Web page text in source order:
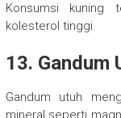
Konsumsi kuning
kolesterol tinggi.
13. Gandum
Gandum utuh